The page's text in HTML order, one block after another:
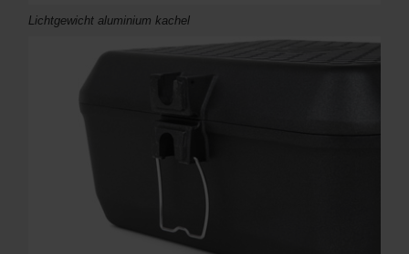
Lichtgewicht aluminium kachel